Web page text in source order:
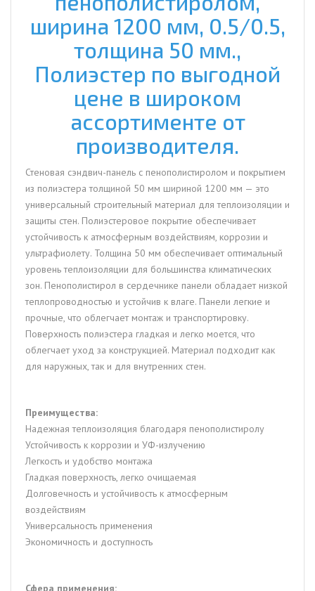
Полиэстер
ширина 1200 мм, 0.5/0.5,
толщина 50 мм.,
Полиэстер по выгодной
цене в широком
ассортименте от
производителя.
Стеновая сэндвич-панель с пенополистиролом и покрытием
из полиэстера толщиной 50 мм шириной 1200 мм — это
универсальный строительный материал для теплоизоляции и
защиты стен. Полиэстеровое покрытие обеспечивает
устойчивость к атмосферным воздействиям, коррозии и
ультрафиолету. Толщина 50 мм обеспечивает оптимальный
уровень теплоизоляции для большинства климатических
зон. Пенополистирол в сердечнике панели обладает низкой
теплопроводностью и устойчив к влаге. Панели легкие и
прочные, что облегчает монтаж и транспортировку.
Поверхность полиэстера гладкая и легко моется, что
облегчает уход за конструкцией. Материал подходит как
для наружных, так и для внутренних стен.
Преимущества:
Надежная теплоизоляция благодаря пенополистиролу
Устойчивость к коррозии и УФ-излучению
Легкость и удобство монтажа
Гладкая поверхность, легко очищаемая
Долговечность и устойчивость к атмосферным
воздействиям
Универсальность применения
Экономичность и доступность
Сфера применения: